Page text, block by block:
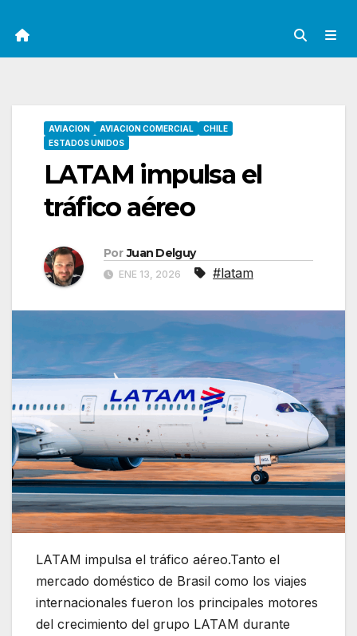
AVIACION AVIACION COMERCIAL
CHILE
ESTADOS UNIDOS
LATAM impulsa el
tráfico aéreo
Por Juan Delguy
ENE 13, 2026 #latam
LATAM impulsa el tráfico aéreo.Tanto el
mercado doméstico de Brasil como los viajes
internacionales fueron los principales motores
del crecimiento del grupo LATAM durante